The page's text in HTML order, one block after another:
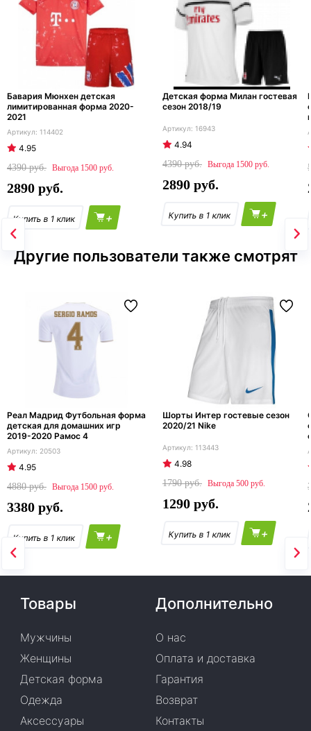
Бавария Мюнхен детская
лимитированная форма 2020-
2021
114402
4.95
4390
1500
2890
+
Детская форма Милан гостевая
сезон 2018/19
16943
4.94
4390
1500
2890
+
Другие пользователи также смотрят
Реал Мадрид Футбольная форма
детская для домашних игр
2019-2020 Рамос 4
20503
4.95
4880
1500
3380
+
Шорты Интер гостевые сезон
2020/21 Nike
113443
4.98
1790
500
1290
+
Товары
Мужчины
Женщины
Детская форма
Одежда
Аксессуары
Дополнительно
О нас
Оплата и доставка
Гарантия
Возврат
Контакты